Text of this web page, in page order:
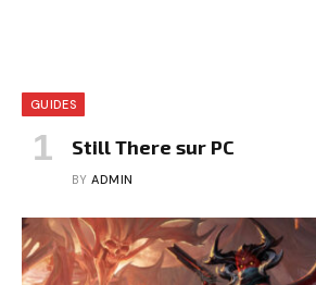
GUIDES
Still There sur PC
BY ADMIN